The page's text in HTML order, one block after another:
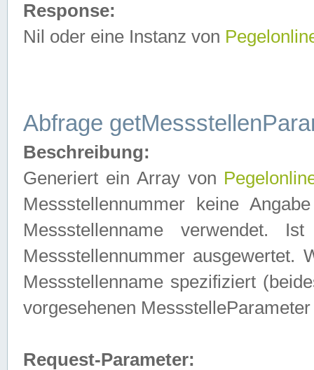
Response:
Nil oder eine Instanz von
Abfrage
Beschreibung:
Generiert ein Array von
Messstellennummer keine
Messstellenname verwendet.
Messstellennummer ausgewertet.
Messstellenname spezifiziert
vorgesehenen
Request-Parameter: